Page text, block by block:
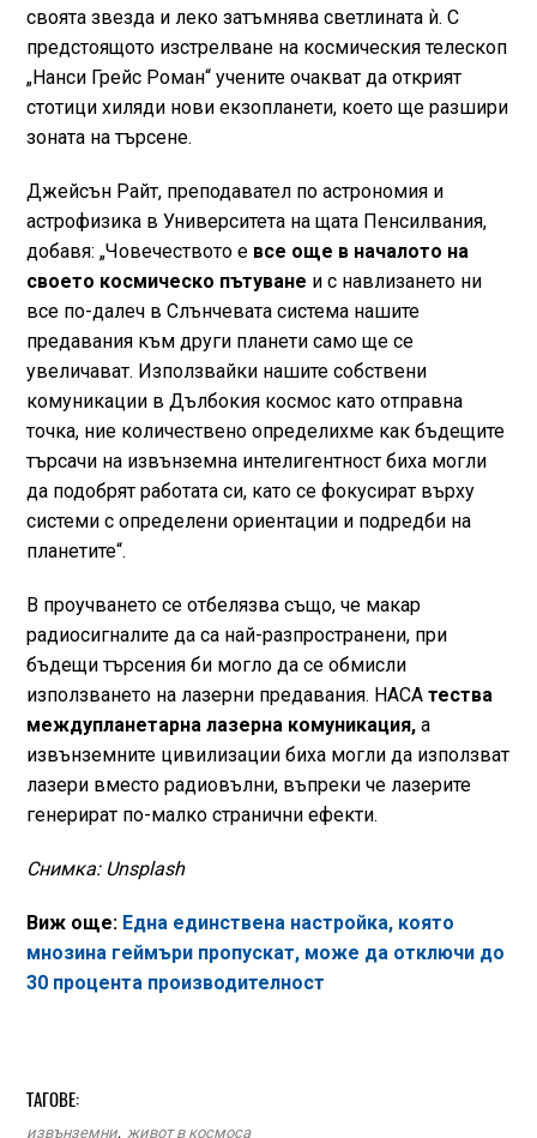
своята звезда и леко затъмнява светлината ѝ. С
предстоящото изстрелване на космическия телескоп
„Нанси Грейс Роман“ учените очакват да открият
стотици хиляди нови екзопланети, което ще разшири
зоната на търсене.
Джейсън Райт, преподавател по астрономия и
астрофизика в Университета на щата Пенсилвания,
добавя: „Човечеството евсе още в началото на
своето космическо пътуване и с навлизането ни
все по-далеч в Слънчевата система нашите
предавания към други планети само ще се
увеличават. Използвайки нашите собствени
комуникации в Дълбокия космос като отправна
точка, ние количествено определихме как бъдещите
търсачи на извънземна интелигентност биха могли
да подобрят работата си, като се фокусират върху
системи с определени ориентации и подредби на
планетите“.
В проучването се отбелязва също, че макар
радиосигналите да са най-разпространени, при
бъдещи търсения би могло да се обмисли
използването на лазерни предавания. НАСА тества
междупланетарна лазерна комуникация,а
извънземните цивилизации биха могли да използват
лазери вместо радиовълни, въпреки че лазерите
генерират по-малко странични ефекти.
Снимка: Unsplash
Виж още: Една единствена настройка, която
мнозина геймъри пропускат, може да отключи до
30 процента производителност
ТАГОВЕ:
извънземни, живот в космоса